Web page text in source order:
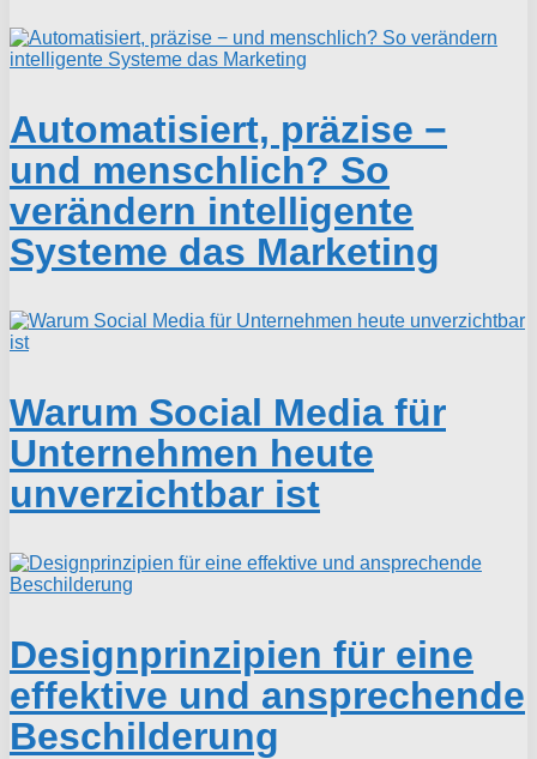
Automatisiert, präzise −
und menschlich? So
verändern intelligente
Systeme das Marketing
Warum Social Media für
Unternehmen heute
unverzichtbar ist
Designprinzipien für eine
effektive und ansprechende
Beschilderung